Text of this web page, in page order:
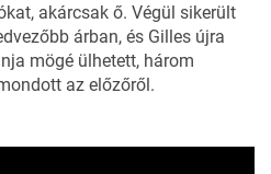
akárcsak ő. Végül sikerült
árban, és Gilles újra
mögé ülhetett, három
az előzőről.